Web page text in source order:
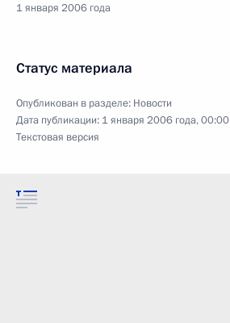
1 января 2006 года
Статус материала
Опубликован в разделе: Новости
Дата публикации: 1 января 2006 года, 00:00
Текстовая версия